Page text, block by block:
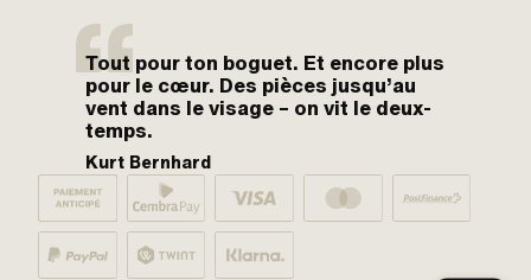
Tout pour ton boguet. Et encore plus
pour le cœur. Des pièces jusqu’au
vent dans le visage – on vit le deux-
temps.
Kurt Bernhard